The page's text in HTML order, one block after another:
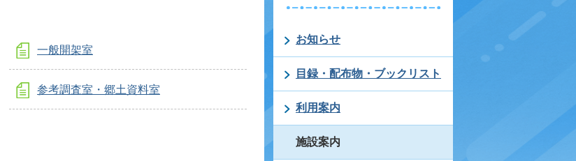
一般開架室
参考調査室・郷土資料室
お知らせ
目録・配布物・ブックリスト
利用案内
施設案内